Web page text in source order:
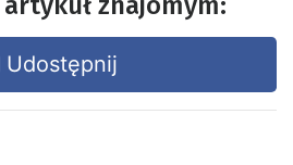
Udostępnij